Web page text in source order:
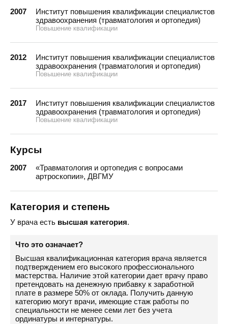
2007
Институт повышения квалификации специалистов
здравоохранения (травматология и ортопедия)
Повышение квалификации
2012
Институт повышения квалификации специалистов
здравоохранения (травматология и ортопедия)
Повышение квалификации
2017
Институт повышения квалификации специалистов
здравоохранения (травматология и ортопедия)
Повышение квалификации
Курсы
2007
«Травматология и ортопедия с вопросами
артроскопии», ДВГМУ
Категория и степень
У врача есть высшая категория.
Что это означает?
Высшая квалификационная категория врача является
подтверждением его высокого профессионального
мастерства. Наличие этой категории дает врачу право
претендовать на денежную прибавку к заработной
плате в размере 50% от оклада. Получить данную
категорию могут врачи, имеющие стаж работы по
специальности не менее семи лет без учета
ординатуры и интернатуры.